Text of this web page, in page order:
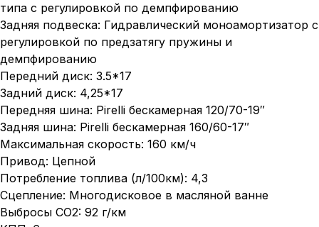
типа с регулировкой по демпфированию
Задняя подвеска: Гидравлический моноамортизатор с
регулировкой по предзатягу пружины и
демпфированию
Передний диск: 3.5*17
Задний диск: 4,25*17
Передняя шина: Pirelli бескамерная 120/70-19″
Задняя шина: Pirelli бескамерная 160/60-17″
Максимальная скорость: 160 км/ч
Привод: Цепной
Потребление топлива (л/100км): 4,3
Сцепление: Многодисковое в масляной ванне
Выбросы CO2: 92 г/км